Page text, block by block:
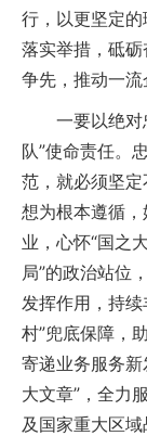
行，以更坚定
落实举措，砥
争先，推动一流
一要以绝对
队”使命责任。
范，就必须坚
想为根本遵循
业，心怀“国之
局”的政治站位
发挥作用，持
村”兜底保障，
寄递业务服务
大文章”，全力
及国家重大区